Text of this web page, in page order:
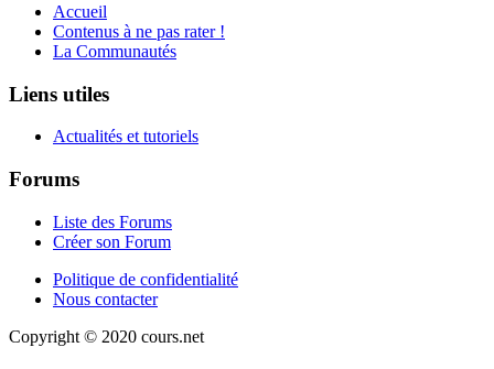
Accueil
Contenus à ne pas rater !
La Communautés
Liens utiles
Actualités et tutoriels
Forums
Liste des Forums
Créer son Forum
Politique de confidentialité
Nous contacter
Copyright © 2020 cours.net